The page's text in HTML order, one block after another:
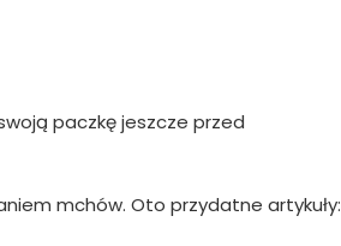
paczkę jeszcze przed
mchów. Oto przydatne artykuły: